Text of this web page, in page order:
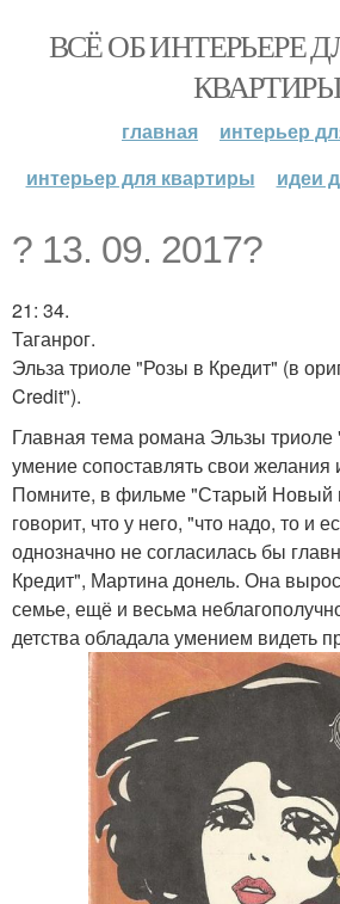
ВСЁ ОБ ИНТЕРЬЕРЕ
главная
интерьер
интерьер для квартиры
идеи
? 13. 09. 2017?
21: 34.
Таганрог.
Эльза триоле "Розы в Кредит" (в
Credit").
Главная тема романа Эльзы
умение сопоставлять свои желания
Помните, в фильме "Старый Новый
говорит, что у него, "что надо, то и
однозначно не согласилась бы
Кредит", Мартина донель. Она
семье, ещё и весьма
детства обладала умением видеть